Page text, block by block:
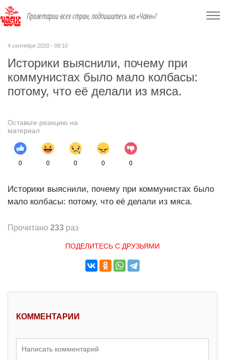
Пролетарии всех стран, подпишитесь на «Чаян»!
4 сентября 2020 - 09:10
Историки выяснили, почему при
коммунистах было мало колбасы:
потому, что её делали из мяса.
Оставьте реакцию на
материал
0 0 0 0 0
Историки выяснили, почему при коммунистах было
мало колбасы: потому, что её делали из мяса.
Прочитано 233 раз
ПОДЕЛИТЕСЬ С ДРУЗЬЯМИ
КОММЕНТАРИИ